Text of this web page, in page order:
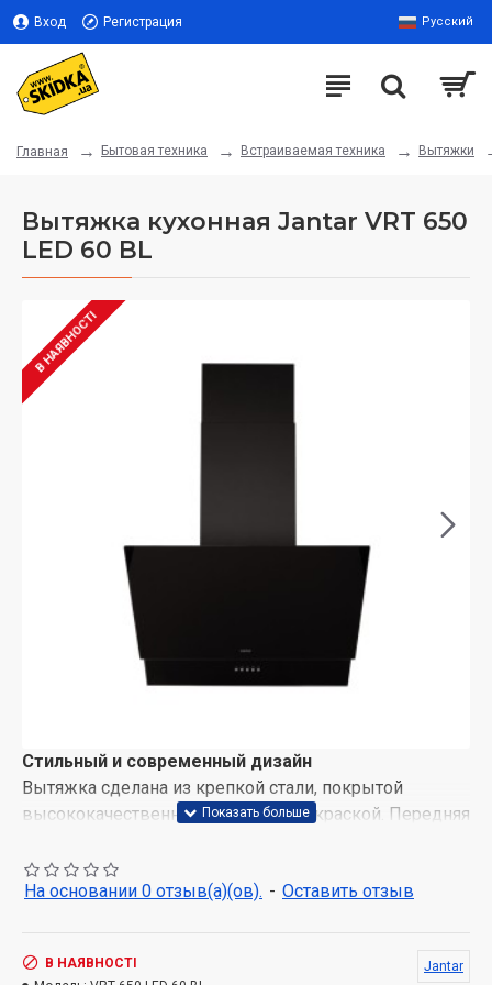
Вход Регистрация Русский
Главная Бытовая техника Встраиваемая техника Вытяжки
Вытяжка кухонная Jantar VRT 650
LED 60 BL
В НАЯВНОСТІ
Стильный и современный дизайн
Вытяжка сделана из крепкой стали, покрытой
высококачественной порошковой краской. Передняя
готовить на варочной поверхности. Удобная
конструкция и лаконичный стиль вытяжки
На основании 0 отзыв(а)(ов). - Оставить отзыв
В НАЯВНОСТІ
Jantar